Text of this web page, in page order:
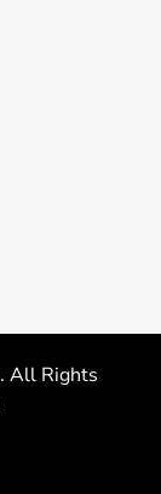
. All Rights